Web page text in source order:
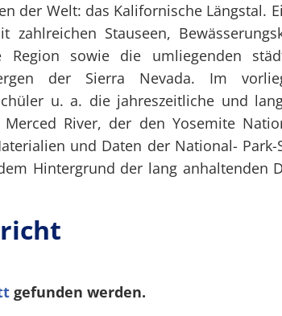
der Welt: das Kalifornische Längstal.
zahlreichen Stauseen,
Region sowie die umliegenden
der Sierra Nevada. Im
u. a. die jahreszeitliche und
River, der den Yosemite
und Daten der National- Park-
Hintergrund der lang anhaltenden
gefunden werden.